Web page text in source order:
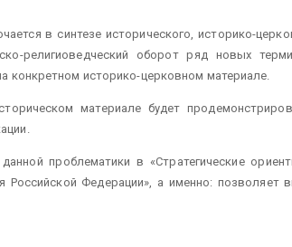
в синтезе исторического, историко-
религиоведческий оборот ряд новых
конкретном историко-церковном материале.
материале будет
проблематики в «Стратегические
Российской Федерации», а именно: